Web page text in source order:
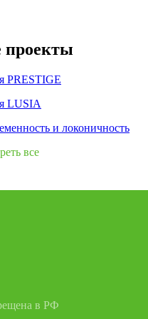
проекты
PRESTIGE
LUSIA
и локоничность
все
в РФ